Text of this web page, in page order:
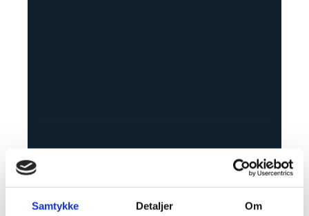
Samtykke Detaljer Om